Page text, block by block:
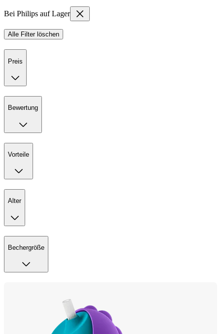
Bei Philips auf Lager
Alle Filter löschen
Preis
Bewertung
Vorteile
Alter
Bechergröße